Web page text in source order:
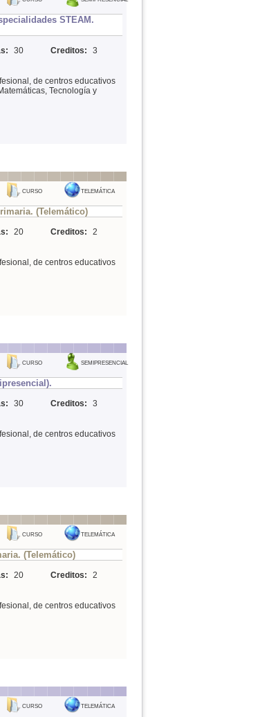
STEAM.
30 Creditos:
3
de centros educativos
Tecnología y
TELEMÁTICA
CURSO
(Telemático)
20 Creditos:
2
de centros educativos
SEMIPRESENCIAL
CURSO
30 Creditos:
3
de centros educativos
TELEMÁTICA
CURSO
(Telemático)
20 Creditos:
2
de centros educativos
TELEMÁTICA
CURSO